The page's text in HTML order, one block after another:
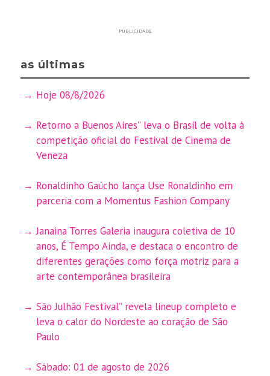
PUBLICIDADE
as últimas
Hoje 08/8/2026
Retorno a Buenos Aires” leva o Brasil de volta à
competição oficial do Festival de Cinema de
Veneza
Ronaldinho Gaúcho lança Use Ronaldinho em
parceria com a Momentus Fashion Company
Janaina Torres Galeria inaugura coletiva de 10
anos, É Tempo Ainda, e destaca o encontro de
diferentes gerações como força motriz para a
arte contemporânea brasileira
São Julhão Festival” revela lineup completo e
leva o calor do Nordeste ao coração de São
Paulo
Sábado: 01 de agosto de 2026